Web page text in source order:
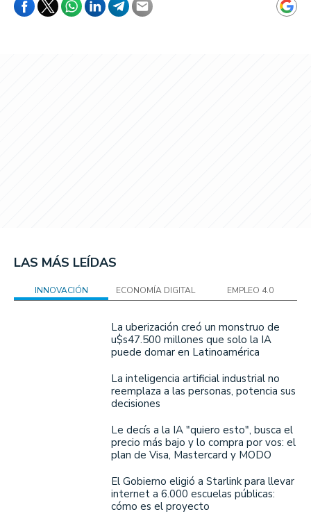
LAS MÁS LEÍDAS
INNOVACIÓN ECONOMÍA DIGITAL EMPLEO 4.0
La uberización creó un monstruo de
u$s47.500 millones que solo la IA
puede domar en Latinoamérica
La inteligencia artificial industrial no
reemplaza a las personas, potencia sus
decisiones
Le decís a la IA "quiero esto", busca el
precio más bajo y lo compra por vos: el
plan de Visa, Mastercard y MODO
El Gobierno eligió a Starlink para llevar
internet a 6.000 escuelas públicas:
cómo es el proyecto